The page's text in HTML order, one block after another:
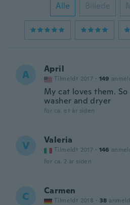
Alle Billede
A April
Tilmeldt 2017 · 149
My cat loves them.
washer and dryer
for ca. et år siden
V Valeria
Tilmeldt 2017 · 146
for ca. 2 år siden
C Carmen
Tilmeldt 2018 · 38